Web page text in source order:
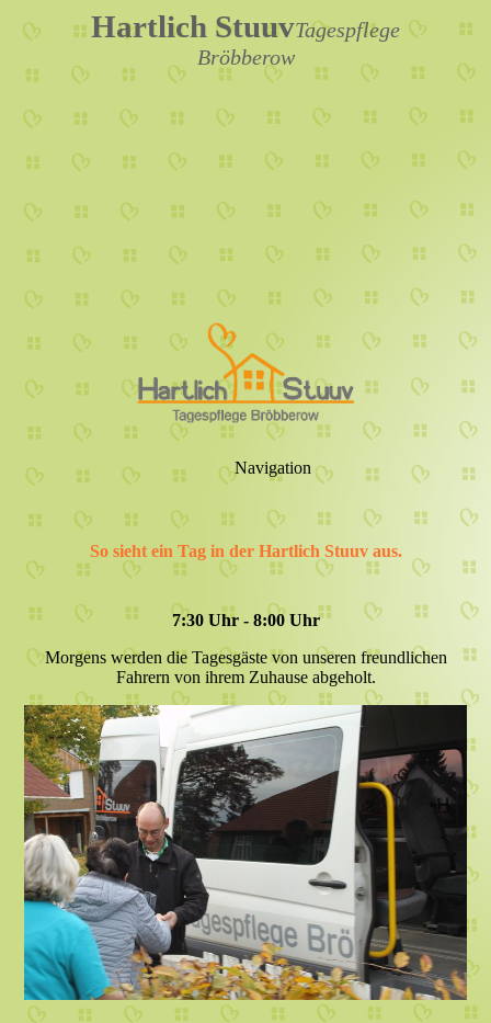
Hartlich StuuvTagespflege
Bröbberow
Navigation
So sieht ein Tag in der Hartlich Stuuv aus.
7:30 Uhr - 8:00 Uhr
Morgens werden die Tagesgäste von unseren freundlichen
Fahrern von ihrem Zuhause abgeholt.